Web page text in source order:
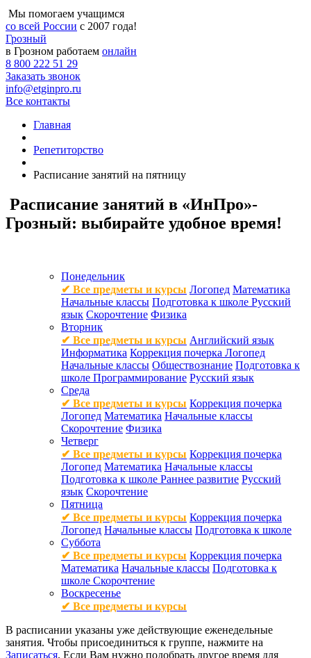
Мы помогаем учащимся
со всей России с 2007 года!
Грозный
в Грозном работаем онлайн
8 800 222 51 29
Заказать звонок
info@etginpro.ru
Все контакты
Главная
Репетиторство
Расписание занятий на пятницу
Расписание занятий в «ИнПро»-
Грозный: выбирайте удобное время!
Понедельник
✔ Все предметы и курсы Логопед Математика
Начальные классы Подготовка к школе Русский
язык Скорочтение Физика
Вторник
✔ Все предметы и курсы Английский язык
Информатика Коррекция почерка Логопед
Начальные классы Обществознание Подготовка к
школе Программирование Русский язык
Среда
✔ Все предметы и курсы Коррекция почерка
Логопед Математика Начальные классы
Скорочтение Физика
Четверг
✔ Все предметы и курсы Коррекция почерка
Логопед Математика Начальные классы
Подготовка к школе Раннее развитие Русский
язык Скорочтение
Пятница
✔ Все предметы и курсы Коррекция почерка
Логопед Начальные классы Подготовка к школе
Суббота
✔ Все предметы и курсы Коррекция почерка
Математика Начальные классы Подготовка к
школе Скорочтение
Воскресенье
✔ Все предметы и курсы
В расписании указаны уже действующие еженедельные
занятия. Чтобы присоединиться к группе, нажмите на
Записаться. Если Вам нужно подобрать другое время для